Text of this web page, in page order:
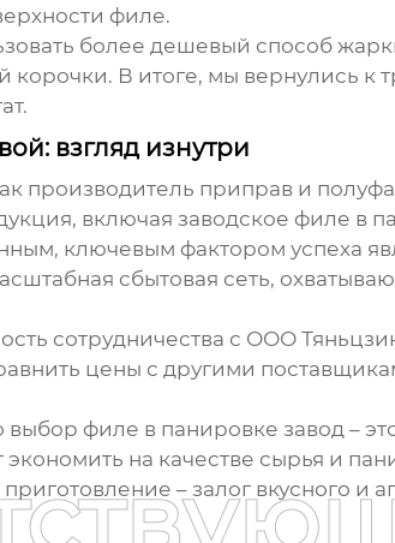
филе.
более дешевый способ
корочки. В итоге, мы вернулись
взгляд изнутри
производитель приправ и
включая заводское филе в
ключевым фактором успеха
сбытовая сеть,
сотрудничества с ООО
цены с другими
выбор филе в панировке завод–
на качестве сырья и
– залог вкусного и